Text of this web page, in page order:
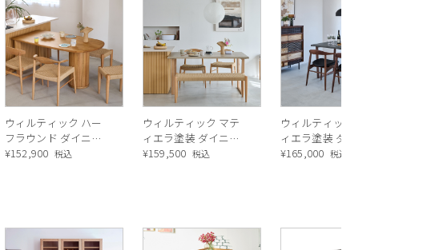
ウィルティック ハー
フラウンド ダイニン
グテーブル ヨコハギ
¥152,900 税込
ウィルティック マテ
ィエラ塗装 ダイニン
グテーブル （横幅160
¥159,500 税込
ウィルティック マテ
ィエラ塗装 ダイニン
グテーブル （横幅150
¥165,000 税込